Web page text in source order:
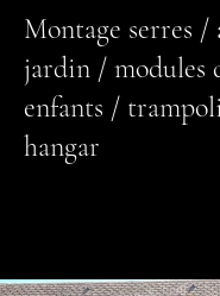
Montage serres /
jardin / modules
enfants /
hangar